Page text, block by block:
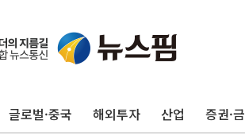
글로벌·중국 해외투자 산업 증권·
티엠씨, 220억원 규모